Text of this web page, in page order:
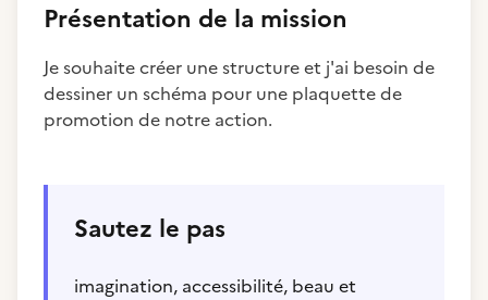
Présentation de la mission
Je souhaite créer une structure et j'ai besoin de
dessiner un schéma pour une plaquette de
promotion de notre action.
Sautez le pas
imagination, accessibilité, beau et